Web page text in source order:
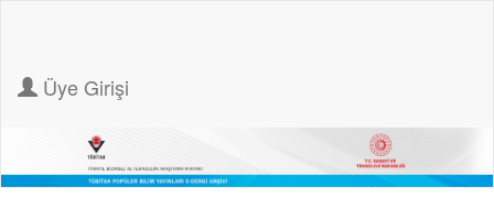
Üye Girişi